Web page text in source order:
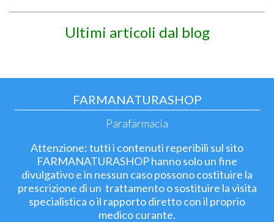
Ultimi articoli dal blog
FARMANATURASHOP
Parafarmacia
Attenzione: tutti i contenuti reperibili sul sito
FARMANATURASHOP hanno solo un fine
divulgativo e in nessun caso possono costituire la
prescrizione di un trattamento o sostituire la visita
specialistica o il rapporto diretto con il proprio
medico curante.